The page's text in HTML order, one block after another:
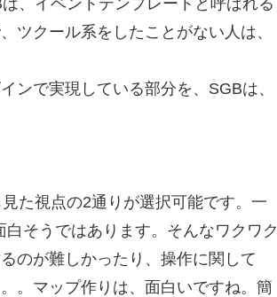
ツクール系をしたことがない人は、
ンで実現している部分を、SGBは、
た視点の2通りが選択可能です。一
そうではあります。そんなワクワク
のが難しかったり、操作に関して
。マップ作りは、面白いですね。簡